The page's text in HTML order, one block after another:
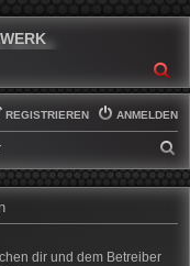
ANMELDEN
REGISTRIEREN
U
H
dir und dem Betreiber